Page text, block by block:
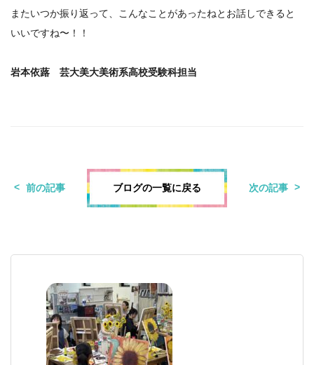
またいつか振り返って、こんなことがあったねとお話しできると
いいですね〜！！
岩本依蕗 芸大美大美術系高校受験科担当
前の記事 ブログの一覧に戻る 次の記事